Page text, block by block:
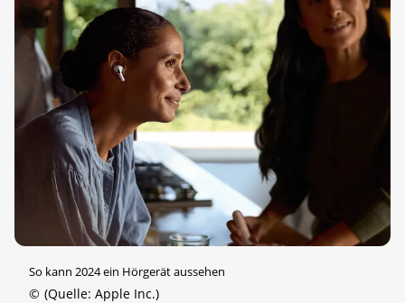
So kann 2024 ein Hörgerät aussehen
© (Quelle: Apple Inc.)